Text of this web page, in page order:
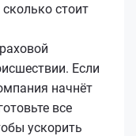
стоит
Если
начнёт
все
ускорить